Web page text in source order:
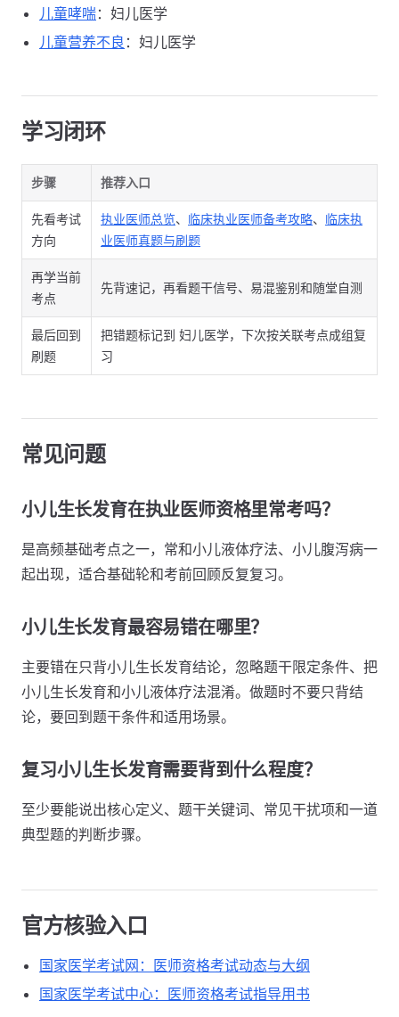
儿童哮喘：妇儿医学
儿童营养不良 ：妇儿医学
学习闭环
步骤 推荐入口
先看考试
方向
执业医师总览、 临床执业医师备考攻略、 临床执
业医师真题与刷题
再学当前
考点
先背速记，再看题干信号、易混鉴别和随堂自测
最后回到
刷题
把错题标记到 妇儿医学，下次按关联考点成组复
习
常见问题
小儿生长发育在执业医师资格里常考吗？
是高频基础考点之一，常和小儿液体疗法、小儿腹泻病一
起出现，适合基础轮和考前回顾反复复习。
小儿生长发育最容易错在哪里？
主要错在只背小儿生长发育结论，忽略题干限定条件、把
小儿生长发育和小儿液体疗法混淆。做题时不要只背结
论，要回到题干条件和适用场景。
复习小儿生长发育需要背到什么程度？
至少要能说出核心定义、题干关键词、常见干扰项和一道
典型题的判断步骤。
官方核验入口
国家医学考试网：医师资格考试动态与大纲
国家医学考试中心：医师资格考试指导用书